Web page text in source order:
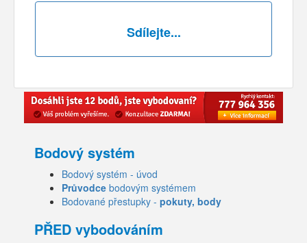
Sdílejte...
Bodový systém
Bodový systém - úvod
Průvodce bodovým systémem
Bodované přestupky - pokuty, body
PŘED vybodováním